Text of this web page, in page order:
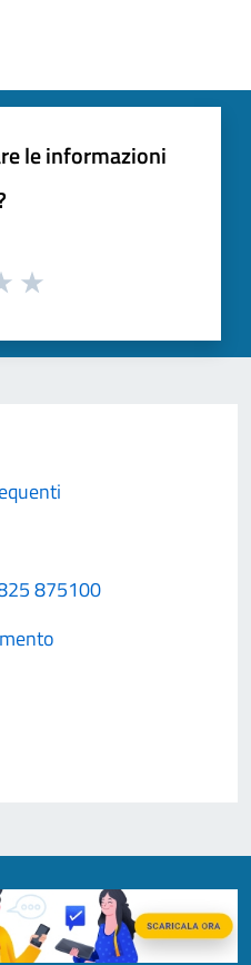
le informazioni
875100